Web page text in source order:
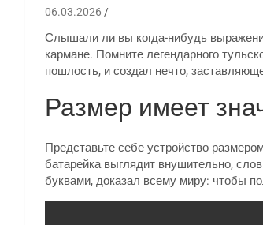
06.03.2026
Слышали ли вы когда-нибудь
кармане. Помните легендарного
пошлость, и создал нечто,
Размер имеет
Представьте себе устройство
батарейка выглядит внушительно,
буквами, доказал всему миру: чтобы